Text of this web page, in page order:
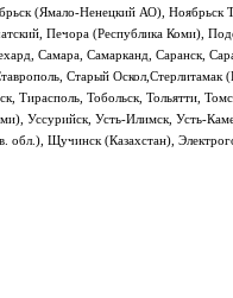
(Ямало-Ненецкий АО), Ноябрьск
Печора (Республика Коми),
Самара, Самарканд, Саранск,
Старый
Тирасполь, Тобольск, Тольятти,
Уссурийск, Усть-Илимск, Усть-
Щучинск (Казахстан),